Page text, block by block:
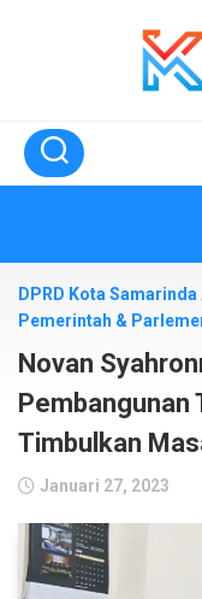
DPRD Kota Samarinda
Pemerintah &
Novan
Pembangunan
Timbulkan
Januari 27, 2023